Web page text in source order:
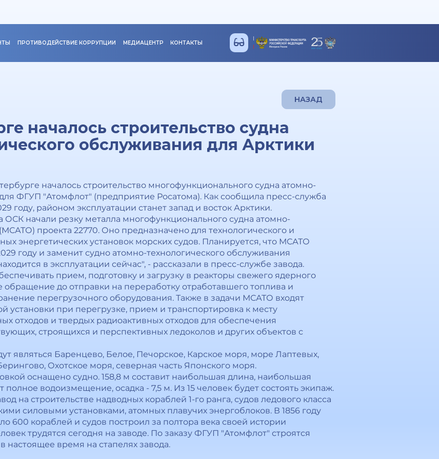
ПРОТИВОДЕЙСТВИЕ КОРРУПЦИИ МЕДИАЦЕНТР КОНТАКТЫ
НАЗАД
началось строительство судна
обслуживания для Арктики
началось строительство многофункционального судна атомно-
ФГУП "Атомфлот" (предприятие Росатома). Как сообщила пресс-служба
году, районом эксплуатации станет запад и восток Арктики.
ОСК начали резку металла многофункционального судна атомно-
проекта 22770. Оно предназначено для технологического и
энергетических установок морских судов. Планируется, что МСАТО
году и заменит судно атомно-технологического обслуживания
в эксплуатации сейчас", - рассказали в пресс-службе завода.
прием, подготовку и загрузку в реакторы свежего ядерного
до отправки на переработку отработавшего топлива и
перегрузочного оборудования. Также в задачи МСАТО входят
установки при перегрузке, прием и транспортировка к месту
отходов и твердых радиоактивных отходов для обеспечения
строящихся и перспективных ледоколов и других объектов с
являться Баренцево, Белое, Печорское, Карское моря, море Лаптевых,
Охотское моря, северная часть Японского моря.
оснащено судно. 158,8 м составит наибольшая длина, наибольшая
полное водоизмещение, осадка - 7,5 м. Из 15 человек будет состоять экипаж.
на строительстве надводных кораблей 1-го ранга, судов ледового класса
силовыми установками, атомных плавучих энергоблоков. В 1856 году
600 кораблей и судов построил за полтора века своей истории
трудятся сегодня на заводе. По заказу ФГУП "Атомфлот" строятся
настоящее время на стапелях завода.